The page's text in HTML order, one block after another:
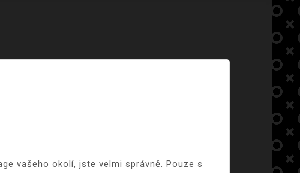
vašeho okolí, jste velmi správně. Pouze s